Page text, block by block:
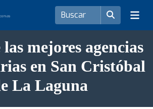
mejores agencias
en San Cristóbal
La Laguna